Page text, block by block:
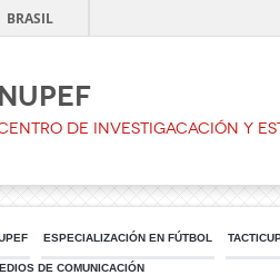
BRASIL
NUPEF
DE INVESTIGACACIÓN Y
ESPECIALIZACIÓN EN FÚTBOL
DE COMUNICACIÓN